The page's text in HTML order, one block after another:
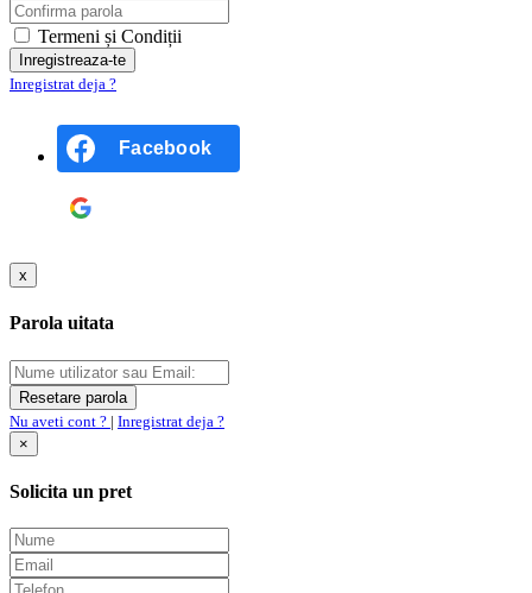
Termeni și Condiții
Inregistrat deja ?
Facebook
x
Parola uitata
Nu aveti cont ? | Inregistrat deja ?
×
Solicita un pret